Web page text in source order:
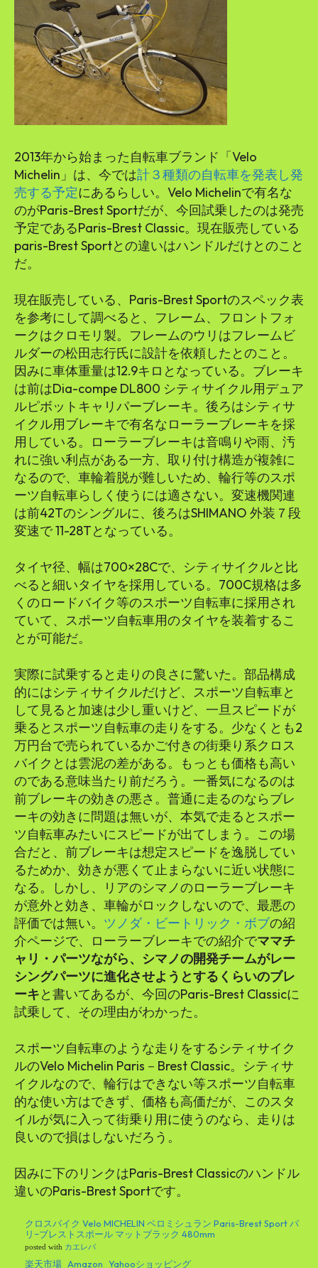
2013年から始まった自転車ブランド「Velo
Michelin」は、今では計３種類の自転車を発表し発
売する予定にあるらしい。Velo Michelinで有名な
のがParis-Brest Sportだが、今回試乗したのは発売
予定であるParis-Brest Classic。現在販売している
paris-Brest Sportとの違いはハンドルだけとのこと
だ。
現在販売している、Paris-Brest Sportのスペック表
を参考にして調べると、フレーム、フロントフォ
ークはクロモリ製。フレームのウリはフレームビ
ルダーの松田志行氏に設計を依頼したとのこと。
因みに車体重量は12.9キロとなっている。ブレーキ
は前はDia-compe DL800 シティサイクル用デュア
ルピボットキャリパーブレーキ。後ろはシティサ
イクル用ブレーキで有名なローラーブレーキを採
用している。ローラーブレーキは音鳴りや雨、汚
れに強い利点がある一方、取り付け構造が複雑に
なるので、車輪着脱が難しいため、輪行等のスポ
ーツ自転車らしく使うには適さない。変速機関連
は前42Tのシングルに、後ろはSHIMANO 外装７段
変速で 11-28Tとなっている。
タイヤ径、幅は700×28Cで、シティサイクルと比
べると細いタイヤを採用している。700C規格は多
くのロードバイク等のスポーツ自転車に採用され
ていて、スポーツ自転車用のタイヤを装着するこ
とが可能だ。
実際に試乗すると走りの良さに驚いた。部品構成
的にはシティサイクルだけど、スポーツ自転車と
して見ると加速は少し重いけど、一旦スピードが
乗るとスポーツ自転車の走りをする。少なくとも2
万円台で売られているかご付きの街乗り系クロス
バイクとは雲泥の差がある。もっとも価格も高い
のである意味当たり前だろう。一番気になるのは
前ブレーキの効きの悪さ。普通に走るのならブレ
ーキの効きに問題は無いが、本気で走るとスポー
ツ自転車みたいにスピードが出てしまう。この場
合だと、前ブレーキは想定スピードを逸脱してい
るためか、効きが悪くて止まらないに近い状態に
なる。しかし、リアのシマノのローラーブレーキ
が意外と効き、車輪がロックしないので、最悪の
評価では無い。 ツノダ・ビートリック・ボブの紹
介ページで、ローラーブレーキでの紹介でママチ
ャリ・パーツながら、シマノの開発チームがレー
シングパーツに進化させようとするくらいのブレ
ーキと書いてあるが、今回のParis-Brest Classicに
試乗して、その理由がわかった。
スポーツ自転車のような走りをするシティサイク
ルのVelo Michelin Paris－Brest Classic。シティサ
イクルなので、輪行はできない等スポーツ自転車
的な使い方はできず、価格も高価だが、このスタ
イルが気に入って街乗り用に使うのなら、走りは
良いので損はしないだろう。
因みに下のリンクはParis-Brest Classicのハンドル
違いのParis-Brest Sportです。
クロスバイク Velo MICHELIN ベロミシュラン Paris-Brest Sport パ
リ−ブレストスポール マットブラック 480mm
posted with カエレバ
楽天市場 Amazon Yahooショッピング